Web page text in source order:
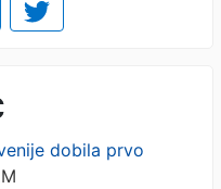
dobila prvo